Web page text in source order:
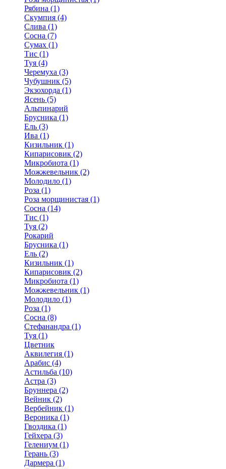
Рябина (1)
Скумпия (4)
Слива (1)
Сосна (7)
Сумах (1)
Тис (1)
Туя (4)
Черемуха (3)
Чубушник (5)
Экзохорда (1)
Ясень (5)
Альпинарий
Брусника (1)
Ель (3)
Ива (1)
Кизильник (1)
Кипарисовик (2)
Микробиота (1)
Можжевельник (2)
Молодило (1)
Роза (1)
Роза морщинистая (1)
Сосна (14)
Тис (1)
Туя (2)
Рокарий
Брусника (1)
Ель (2)
Кизильник (1)
Кипарисовик (2)
Микробиота (1)
Можжевельник (1)
Молодило (1)
Роза (1)
Сосна (8)
Стефанандра (1)
Туя (1)
Цветник
Аквилегия (1)
Арабис (4)
Астильба (10)
Астра (3)
Бруннера (2)
Вейник (2)
Вербейник (1)
Вероника (1)
Гвоздика (1)
Гейхера (3)
Гелениум (1)
Герань (3)
Дармера (1)